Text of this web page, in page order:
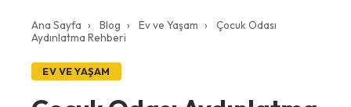
Ana Sayfa › Blog › Ev ve Yaşam ›
Çocuk Odası
Aydınlatma Rehberi
EV VE YAŞAM